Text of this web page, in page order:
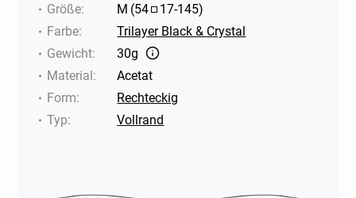
Größe: M (54 17-145)
Farbe:
Trilayer Black & Crystal
Gewicht:
30g
Material:
Acetat
Form:
Rechteckig
Typ: Vollrand